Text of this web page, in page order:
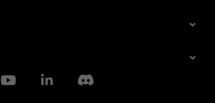
YoutubeLinkedinDiscord